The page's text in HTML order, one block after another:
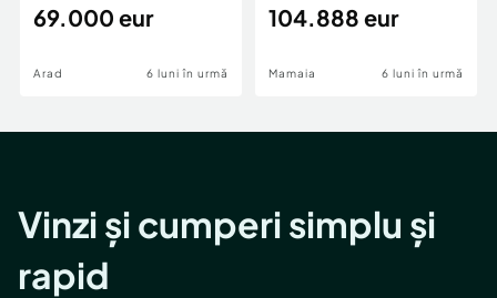
69.000 eur
Arad 6 luni în urmă
cheie,langa Mega
104.888 eur
Mamaia 6 luni în urmă
Vinzi și cumperi simplu și
rapid